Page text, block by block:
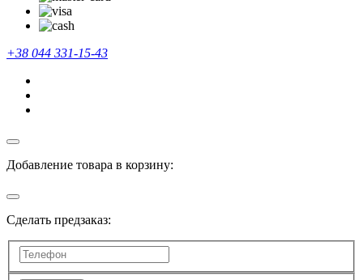
+38 044 331-15-43
Добавление товара в корзину:
Сделать предзаказ: